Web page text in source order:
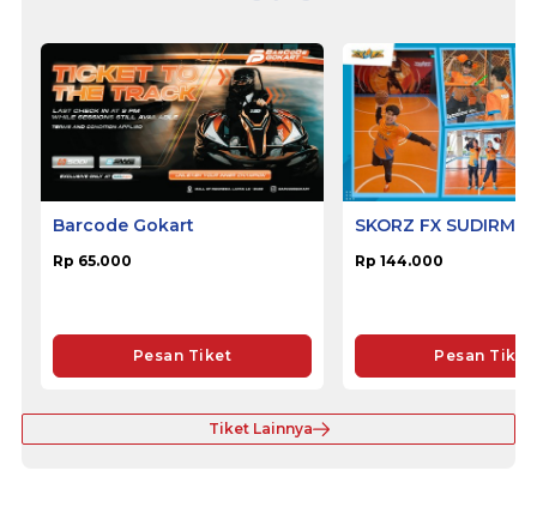
Barcode Gokart
Rp 65.000
Pesan Tiket
SKORZ FX
Rp 144.000
Pesan Tiket
Tiket Lainnya